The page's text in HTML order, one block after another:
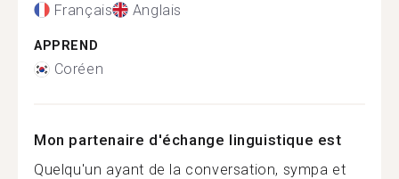
Français Anglais
APPREND
Coréen
Mon partenaire d'échange linguistique est
Quelqu'un ayant de la conversation, sympa et